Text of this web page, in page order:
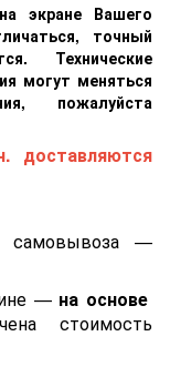
экране Вашего
точный
Технические
могут меняться
пожалуйста
доставляются
самовывоза —
— на основе
стоимость